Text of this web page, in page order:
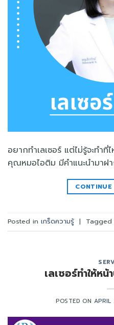
อยากทำเลเซอร์ แต่ไม่รู้จะทำ
คุณหมอไอติม มีคำแนะนำมาฝ
CONTINUE
Posted in เกร็ดความรู้ | Tagged
เลเซอร์ทำให้ห
POSTED ON